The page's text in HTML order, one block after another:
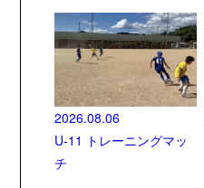
2026.08.06
U-11 トレーニングマッ
チ